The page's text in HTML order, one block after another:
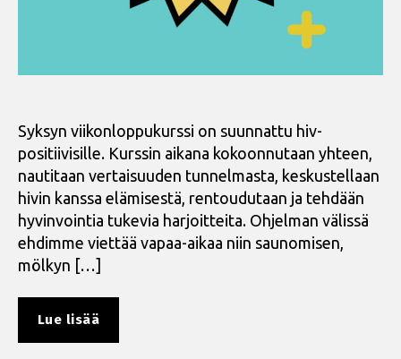
Syksyn viikonloppukurssi on suunnattu hiv-
positiivisille. Kurssin aikana kokoonnutaan yhteen,
nautitaan vertaisuuden tunnelmasta, keskustellaan
hivin kanssa elämisestä, rentoudutaan ja tehdään
hyvinvointia tukevia harjoitteita. Ohjelman välissä
ehdimme viettää vapaa-aikaa niin saunomisen,
mölkyn […]
Lue lisää